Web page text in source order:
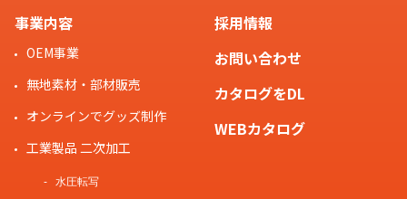
事業内容
OEM事業
無地素材・部材販売
オンラインでグッズ制作
工業製品 二次加工
水圧転写
採用情報
お問い合わせ
カタログをDL
WEBカタログ